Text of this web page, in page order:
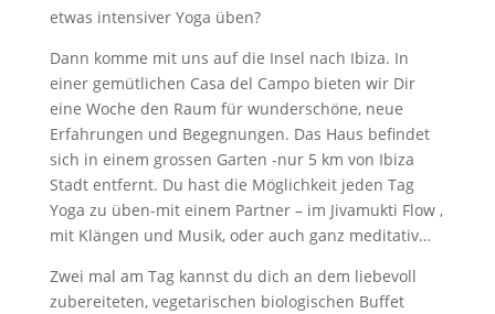
etwas intensiver Yoga üben?
Dann komme mit uns auf die Insel nach Ibiza. In
einer gemütlichen Casa del Campo bieten wir Dir
eine Woche den Raum für wunderschöne, neue
Erfahrungen und Begegnungen. Das Haus befindet
sich in einem grossen Garten -nur 5 km von Ibiza
Stadt entfernt. Du hast die Möglichkeit jeden Tag
Yoga zu üben-mit einem Partner – im Jivamukti Flow ,
mit Klängen und Musik, oder auch ganz meditativ…
Zwei mal am Tag kannst du dich an dem liebevoll
zubereiteten, vegetarischen biologischen Buffet